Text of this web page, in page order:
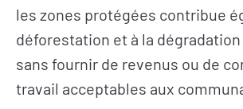
les zones protégées contribue
déforestation et à la dégradation
sans fournir de revenus ou de
travail acceptables aux